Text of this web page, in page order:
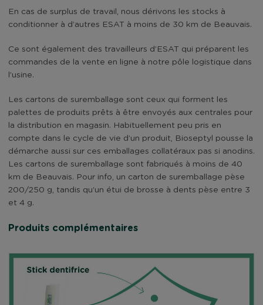
En cas de surplus de travail, nous dérivons les stocks à
conditionner à d’autres ESAT à moins de 30 km de Beauvais.
Ce sont également des travailleurs d’ESAT qui préparent les
commandes de la vente en ligne à notre pôle logistique dans
l’usine.
Les cartons de suremballage sont ceux qui forment les
palettes de produits prêts à être envoyés aux centrales pour
la distribution en magasin. Habituellement peu pris en
compte dans le cycle de vie d’un produit, Bioseptyl pousse la
démarche aussi sur ces emballages collatéraux pas si anodins.
Les cartons de suremballage sont fabriqués à moins de 40
km de Beauvais. Pour info, un carton de suremballage pèse
200/250 g, tandis qu’un étui de brosse à dents pèse entre 3
et 4 g.
Produits complémentaires